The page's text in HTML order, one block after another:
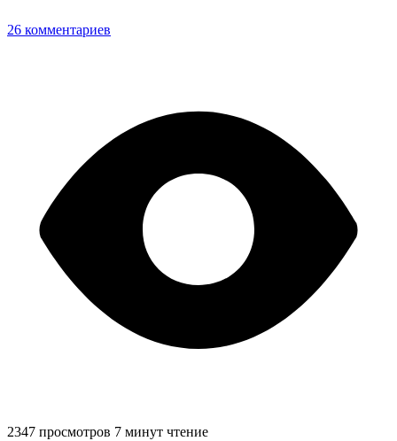
26 комментариев
2347 просмотров 7 минут чтение